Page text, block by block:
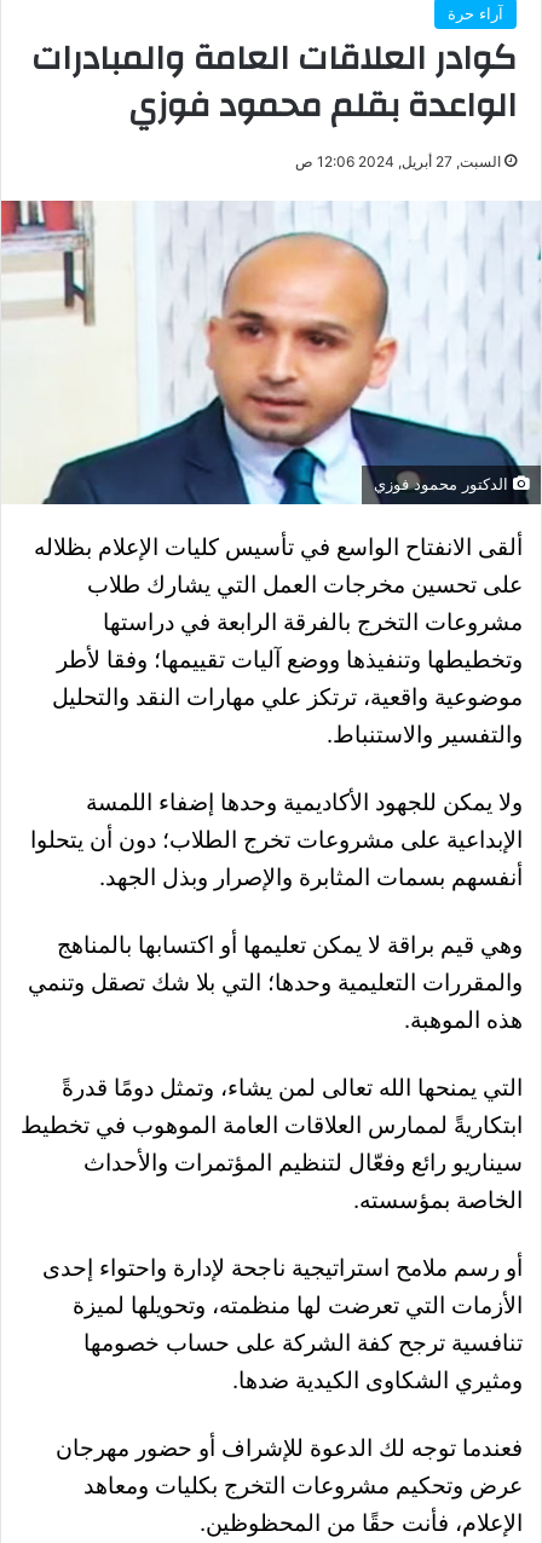
آراء حرة
كوادر العلاقات العامة والمبادرات
الواعدة بقلم محمود فوزي
السبت, 27 أبريل, 2024 12:06 ص
الدكتور محمود فوزي
ألقى الانفتاح الواسع في تأسيس كليات الإعلام بظلاله
على تحسين مخرجات العمل التي يشارك طلاب
مشروعات التخرج بالفرقة الرابعة في دراستها
وتخطيطها وتنفيذها ووضع آليات تقييمها؛ وفقا لأطر
موضوعية واقعية، ترتكز علي مهارات النقد والتحليل
والتفسير والاستنباط.
ولا يمكن للجهود الأكاديمية وحدها إضفاء اللمسة
الإبداعية على مشروعات تخرج الطلاب؛ دون أن يتحلوا
أنفسهم بسمات المثابرة والإصرار وبذل الجهد.
وهي قيم براقة لا يمكن تعليمها أو اكتسابها بالمناهج
والمقررات التعليمية وحدها؛ التي بلا شك تصقل وتنمي
هذه الموهبة.
التي يمنحها الله تعالى لمن يشاء، وتمثل دومًا قدرةً
ابتكاريةً لممارس العلاقات العامة الموهوب في تخطيط
سيناريو رائع وفعّال لتنظيم المؤتمرات والأحداث
الخاصة بمؤسسته.
أو رسم ملامح استراتيجية ناجحة لإدارة واحتواء إحدى
الأزمات التي تعرضت لها منظمته، وتحويلها لميزة
تنافسية ترجح كفة الشركة على حساب خصومها
ومثيري الشكاوى الكيدية ضدها.
فعندما توجه لك الدعوة للإشراف أو حضور مهرجان
عرض وتحكيم مشروعات التخرج بكليات ومعاهد
الإعلام، فأنت حقًا من المحظوظين.